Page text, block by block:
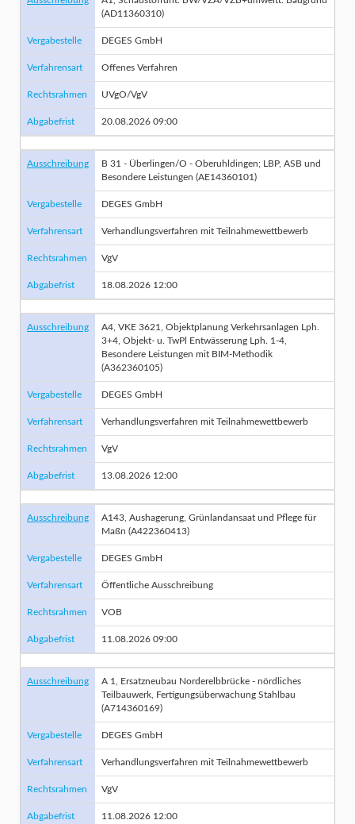
(AD11360310)
Vergabestelle DEGES GmbH
Verfahrensart Offenes Verfahren
Rechtsrahmen UVgO/VgV
Abgabefrist 20.08.2026 09:00
Ausschreibung
B 31 - Überlingen/O - Oberuhldingen; LBP, ASB und
Besondere Leistungen (AE14360101)
Vergabestelle DEGES GmbH
Verfahrensart Verhandlungsverfahren mit Teilnahmewettbewerb
Rechtsrahmen VgV
Abgabefrist 18.08.2026 12:00
Ausschreibung
A4, VKE 3621, Objektplanung Verkehrsanlagen Lph.
3+4, Objekt- u. TwPl Entwässerung Lph. 1-4,
Besondere Leistungen mit BIM-Methodik
(A362360105)
Vergabestelle DEGES GmbH
Verfahrensart Verhandlungsverfahren mit Teilnahmewettbewerb
Rechtsrahmen VgV
Abgabefrist 13.08.2026 12:00
Ausschreibung
A143, Aushagerung, Grünlandansaat und Pflege für
Maßn (A422360413)
Vergabestelle DEGES GmbH
Verfahrensart Öffentliche Ausschreibung
Rechtsrahmen VOB
Abgabefrist 11.08.2026 09:00
Ausschreibung
A 1, Ersatzneubau Norderelbbrücke - nördliches
Teilbauwerk, Fertigungsüberwachung Stahlbau
(A714360169)
Vergabestelle DEGES GmbH
Verfahrensart Verhandlungsverfahren mit Teilnahmewettbewerb
Rechtsrahmen VgV
Abgabefrist 11.08.2026 12:00